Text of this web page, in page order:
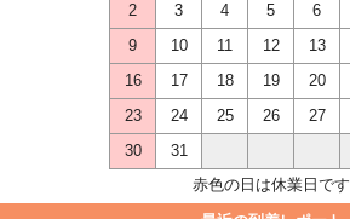
2
3 4 5 6
9
10 11 12 13
16
17 18 19 20
23
24 25 26 27
30
31
赤色の日は休業日です